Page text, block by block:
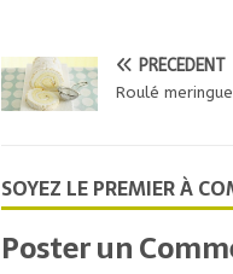
PRÉCÉDENT
Roulé
SOYEZ LE PREMIER À
Poster un